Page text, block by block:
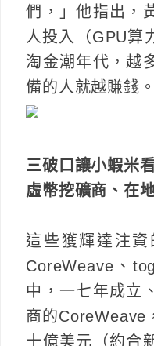
們，」他指出，
人投入（GPU算
淘金潮年代，越
備的人就越賺錢。
三破口讓小蝦米
虛幣挖礦商、在
這些獲輝達注
CoreWeave、
中，一七年成立
商的CoreWeave
十億美元（約合